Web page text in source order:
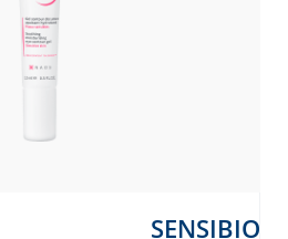
SENSIBIO